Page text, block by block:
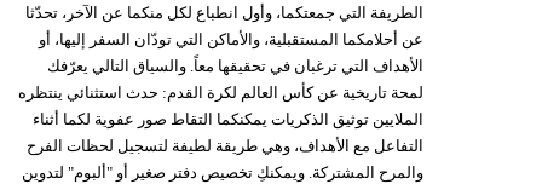
الطريفة التي جمعتكما، وأول انطباع لكل منكما عن الآخر، تحدّثا
عن أحلامكما المستقبلية، والأماكن التي تودّان السفر إليها، أو
الأهداف التي ترغبان في تحقيقها معاً. والسياق التالي يعرّفك
لمحة تاريخية عن كأس العالم لكرة القدم: حدث استثنائي ينتظره
الملايين توثيق الذكريات يمكنكما التقاط صور عفوية لكما أثناء
التفاعل مع الأهداف، وهي طريقة لطيفة لتسجيل لحظات الفرح
والمرح المشتركة. ويمكنكِ تخصيص دفتر صغير أو "ألبوم" لتدوين